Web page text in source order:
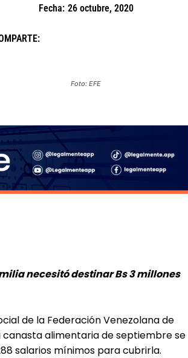
Fecha: 26 octubre, 2020
Foto: EFE
necesitó destinar Bs 3 millones
de la Federación Venezolana de
canasta alimentaria de septiembre se
salarios mínimos para cubrirla.